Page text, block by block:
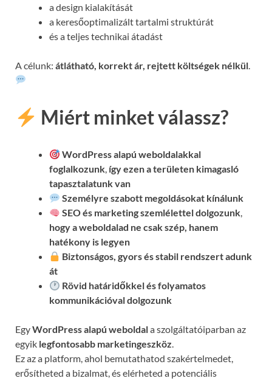
a design kialakítását
a keresőoptimalizált tartalmi struktúrát
és a teljes technikai átadást
A célunk: átlátható, korrekt ár, rejtett költségek nélkül
Miért minket válassz?
WordPress alapú weboldalakkal
foglalkozunk, így ezen a területen kimagasló
tapasztalatunk van
Személyre szabott megoldásokat kínálunk
SEO és marketing szemlélettel dolgozunk,
hogy a weboldalad ne csak szép, hanem
hatékony is legyen
Biztonságos, gyors és stabil rendszert adunk
át
Rövid határidőkkel és folyamatos
kommunikációvaldolgozunk
EgyWordPress alapú weboldala szolgáltatóiparban az
egyik legfontosabb marketingeszköz.
Ez az a platform, ahol bemutathatod szakértelmedet,
erősítheted a bizalmat, és elérheted a potenciális